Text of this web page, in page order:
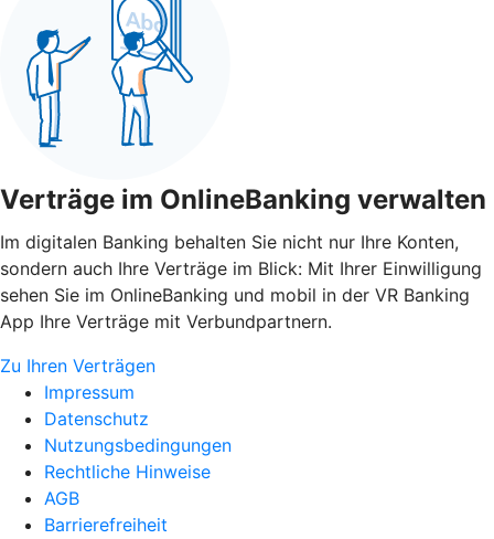
Verträge im OnlineBanking verwalten
Im digitalen Banking behalten Sie nicht nur Ihre Konten,
sondern auch Ihre Verträge im Blick: Mit Ihrer Einwilligung
sehen Sie im OnlineBanking und mobil in der VR Banking
App Ihre Verträge mit Verbundpartnern.
Zu Ihren Verträgen
Impressum
Datenschutz
Nutzungsbedingungen
Rechtliche Hinweise
AGB
Barrierefreiheit